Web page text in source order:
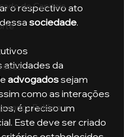
de Capitais
Publica
o respectivo ato
sociedade.
atividades da
advogados sejam
como as interações
é preciso um
Este deve ser criado